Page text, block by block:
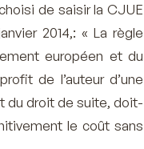
de saisir la CJUE
2014,: « La règle
européen et du
de l’auteur d’une
du droit de suite, doit-
le coût sans